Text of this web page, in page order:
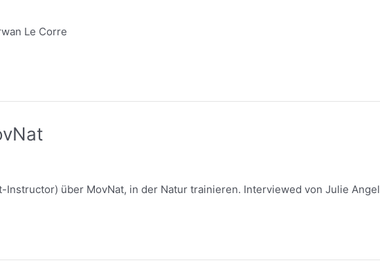
Le Corre
über MovNat, in der Natur trainieren. Interviewed von Julie Angel